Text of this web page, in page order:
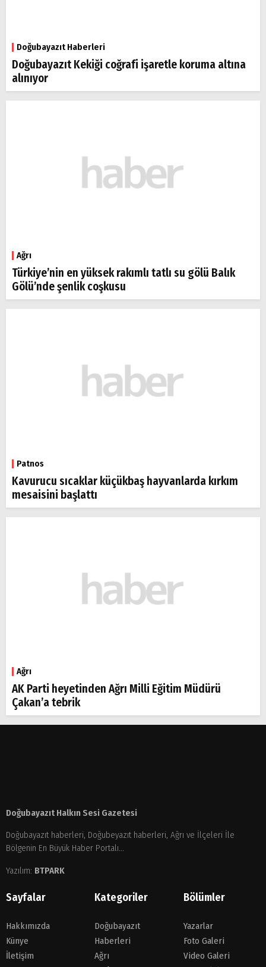
Doğubayazıt Haberleri
Doğubayazıt Kekiği coğrafi işaretle koruma altına
alınıyor
Ağrı
Türkiye’nin en yüksek rakımlı tatlı su gölü Balık
Gölü’nde şenlik coşkusu
Patnos
Kavurucu sıcaklar küçükbaş hayvanlarda kırkım
mesaisini başlattı
Ağrı
AK Parti heyetinden Ağrı Milli Eğitim Müdürü
Çakan’a tebrik
Doğubayazıt Halkın Sesi Gazetesi
Doğubayazıt haberleri, Doğubeyazıt haberleri, Ağrı ve İlçeleri İle
Bölgenin En Büyük Haber Portalı...
Yazılım: BTPARK
Sayfalar
Hakkımızda
Künye
İletişim
Kategoriler
Doğubayazıt
Haberleri
Ağrı
Bölümler
Yazarlar
Foto Galeri
Video Galeri